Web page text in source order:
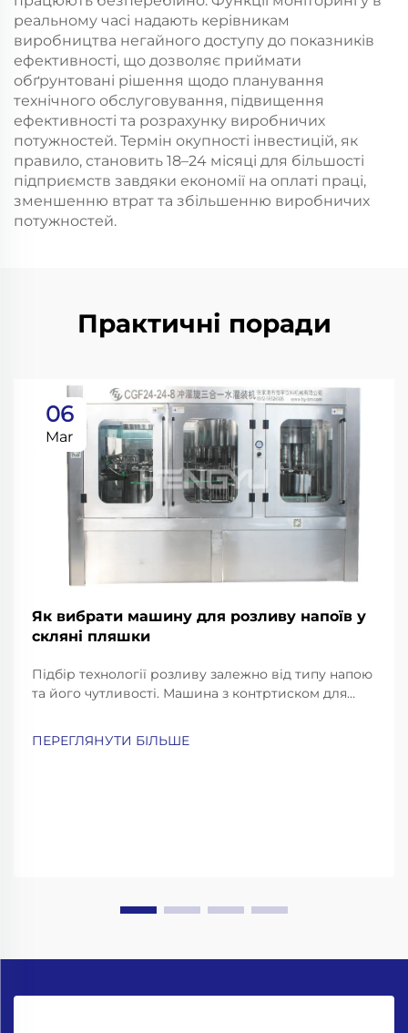
реальному часі надають керівникам
виробництва негайного доступу до показників
ефективності, що дозволяє приймати
обґрунтовані рішення щодо планування
технічного обслуговування, підвищення
ефективності та розрахунку виробничих
потужностей. Термін окупності інвестицій, як
правило, становить 18–24 місяці для більшості
підприємств завдяки економії на оплаті праці,
зменшенню втрат та збільшенню виробничих
потужностей.
Практичні поради
06
Mar
Як вибрати машину для розливу напоїв у
скляні пляшки
Підбір технології розливу залежно від типу напою
та його чутливості. Машина з контртиском для
особливо обережного розливу, щоб зберегти їх
ПЕРЕГЛЯНУТИ БІЛЬШЕ